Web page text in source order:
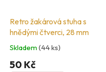
Retro žakárová stuha s
hnědými čtverci, 28 mm
Skladem(44 ks)
50 Kč